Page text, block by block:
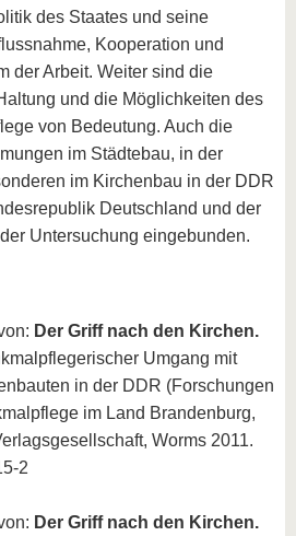
des Staates und seine
Kooperation und
der Arbeit. Weiter sind die
und die Möglichkeiten des
von Bedeutung. Auch die
im Städtebau, in der
im Kirchenbau in der DDR
Deutschland und der
Untersuchung eingebunden.
Der Griff nach den Kirchen.
Umgang mit
in der DDR (Forschungen
im Land Brandenburg,
Worms 2011.
2
Der Griff nach den Kirchen.